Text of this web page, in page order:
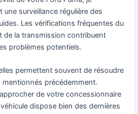
surveillance régulière des
Les vérifications fréquentes du
de la transmission contribuent
problèmes potentiels.
permettent souvent de résoudre
précédemment.
de votre concessionnaire
dispose bien des dernières